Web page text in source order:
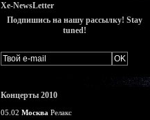
Xe-NewsLetter
Подпишись на нашу рассылку! Stay
tuned!
Концерты 2010
05.02 Москва Релакс